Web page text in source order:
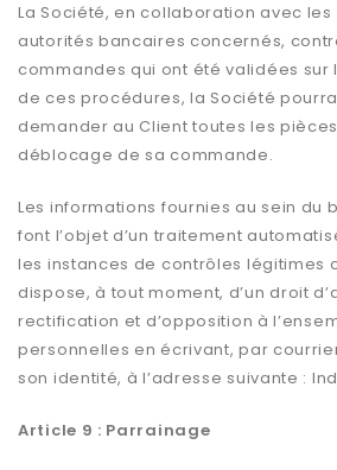
La Société, en collaboration avec
autorités bancaires concernés,
commandes qui ont été validées sur
de ces procédures, la Société
demander au Client toutes les
déblocage de sa commande.
Les informations fournies au sein du
font l’objet d’un traitement
les instances de contrôles légitimes
dispose, à tout moment, d’un droit
rectification et d’opposition à
personnelles en écrivant, par
son identité, à l’adresse suivante :
Article 9 : Parrainage